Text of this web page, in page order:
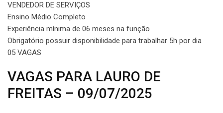
VENDEDOR DE SERVIÇOS
Ensino Médio Completo
Experiência mínima de 06 meses na função
Obrigatório possuir disponibilidade para trabalhar 5h por dia
05 VAGAS
VAGAS PARA LAURO DE
FREITAS – 09/07/2025